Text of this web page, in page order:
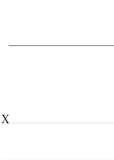
X